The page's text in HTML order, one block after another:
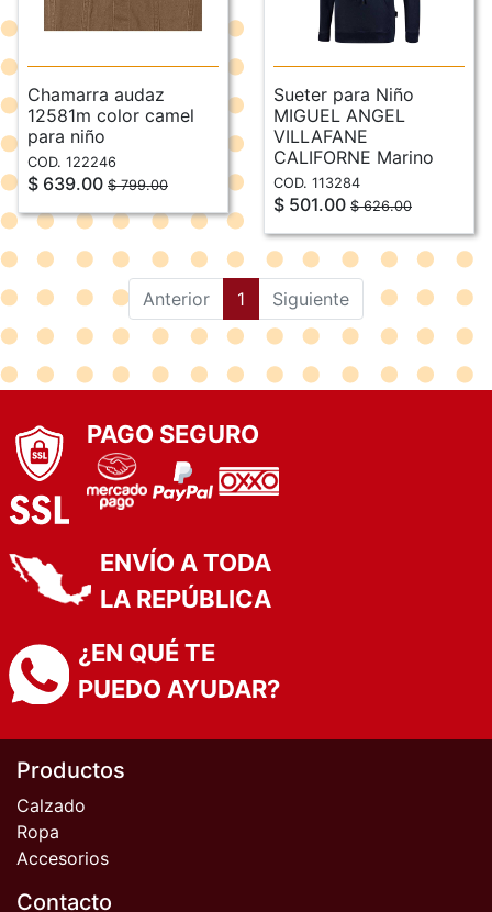
Chamarra audaz
12581m color camel
para niño
COD. 122246
$ 639.00 $ 799.00
Sueter para Niño
MIGUEL ANGEL
VILLAFANE
CALIFORNE Marino
COD. 113284
$ 501.00 $ 626.00
Anterior 1 (current)
Siguiente
PAGO SEGURO
ENVÍO A TODA
LA REPÚBLICA
¿EN QUÉ TE
PUEDO AYUDAR?
Productos
Calzado
Ropa
Accesorios
Contacto